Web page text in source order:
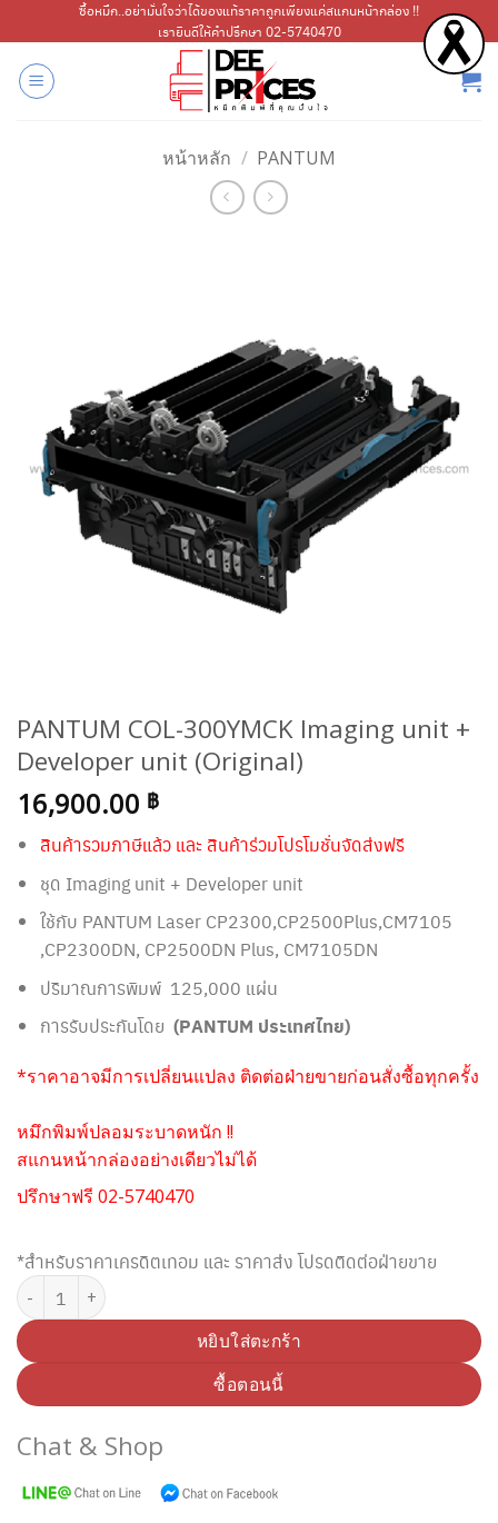
ไป
เนื้อหา
ซื้อหมึก..อย่ามั่นใจว่าได้ของแท้ราคาถูกเพียงแค่สแกนหน้ากล่อง !!
เรายินดีให้คำปรึกษา 02-5740470
หน้าหลัก / PANTUM
PANTUM COL-300YMCK Imaging unit +
Developer unit (Original)
16,900.00 ฿
สินค้ารวมภาษีแล้ว และ สินค้าร่วมโปรโมชั่นจัดส่งฟรี
ชุด Imaging unit + Developer unit
ใช้กับ PANTUM Laser CP2300,CP2500Plus,CM7105
,CP2300DN, CP2500DN Plus, CM7105DN
ปริมาณการพิมพ์ 125,000 แผ่น
การรับประกันโดย (PANTUM ประเทศไทย)
*ราคาอาจมีการเปลี่ยนแปลง ติดต่อฝ่ายขายก่อนสั่งซื้อทุกครั้ง
หมึกพิมพ์ปลอมระบาดหนัก !!
สแกนหน้ากล่องอย่างเดียวไม่ได้
ปรึกษาฟรี 02-5740470
*สำหรับราคาเครดิตเทอม และ ราคาส่ง โปรดติดต่อฝ่ายขาย
จำนวน PANTUM COL-300YMCK Imaging unit + Developer unit
หยิบใส่ตะกร้า
ซื้อตอนนี้
Chat & Shop